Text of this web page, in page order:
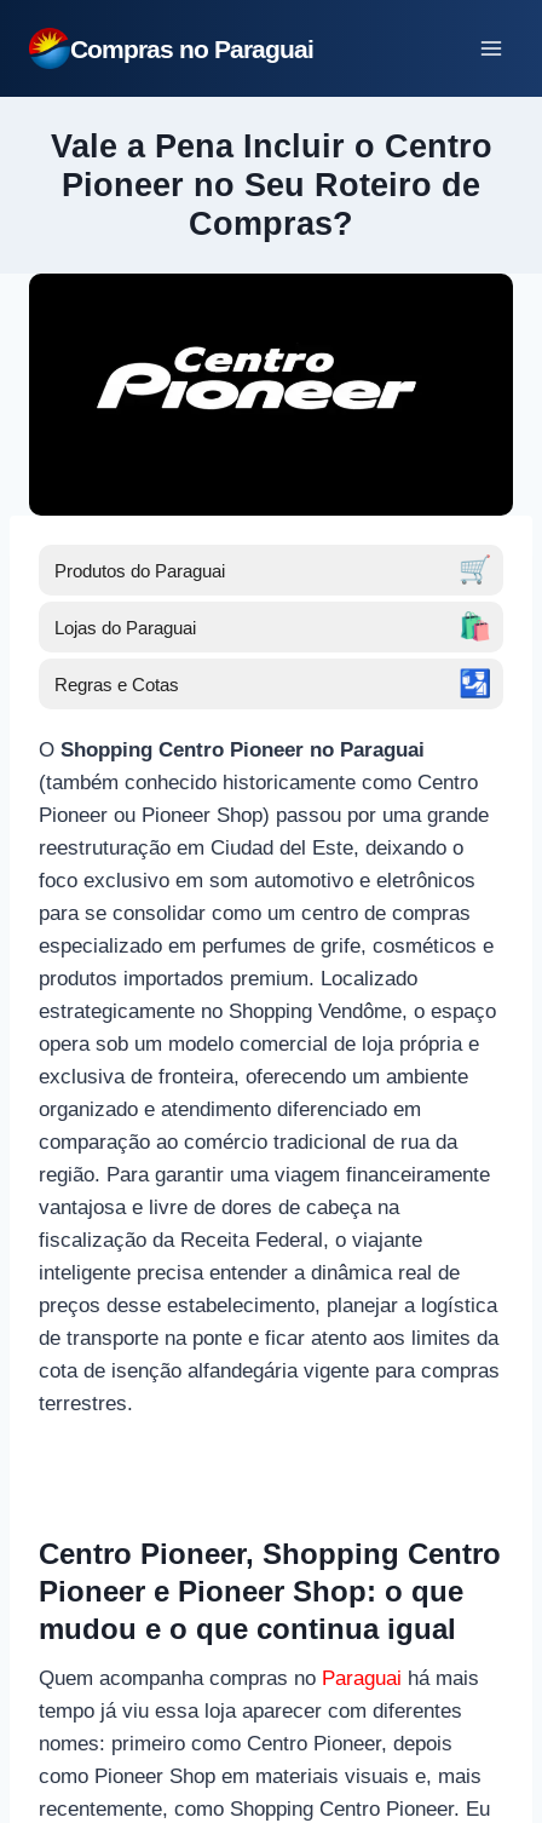
para
Compras no Paraguai
Vale a Pena Incluir o Centro
Pioneer no Seu Roteiro de
Compras?
Produtos do Paraguai 🛒
Lojas do Paraguai 🛍️
Regras e Cotas 🛂
O Shopping Centro Pioneer no Paraguai
(também conhecido historicamente como Centro
Pioneer ou Pioneer Shop) passou por uma grande
reestruturação em Ciudad del Este, deixando o
foco exclusivo em som automotivo e eletrônicos
para se consolidar como um centro de compras
especializado em perfumes de grife, cosméticos e
produtos importados premium. Localizado
estrategicamente no Shopping Vendôme, o espaço
opera sob um modelo comercial de loja própria e
exclusiva de fronteira, oferecendo um ambiente
organizado e atendimento diferenciado em
comparação ao comércio tradicional de rua da
região. Para garantir uma viagem financeiramente
vantajosa e livre de dores de cabeça na
fiscalização da Receita Federal, o viajante
inteligente precisa entender a dinâmica real de
preços desse estabelecimento, planejar a logística
de transporte na ponte e ficar atento aos limites da
cota de isenção alfandegária vigente para compras
terrestres.
Centro Pioneer, Shopping Centro
Pioneer e Pioneer Shop: o que
mudou e o que continua igual
Quem acompanha compras no Paraguai há mais
tempo já viu essa loja aparecer com diferentes
nomes: primeiro como Centro Pioneer, depois
como Pioneer Shop em materiais visuais e, mais
recentemente, como Shopping Centro Pioneer. Eu